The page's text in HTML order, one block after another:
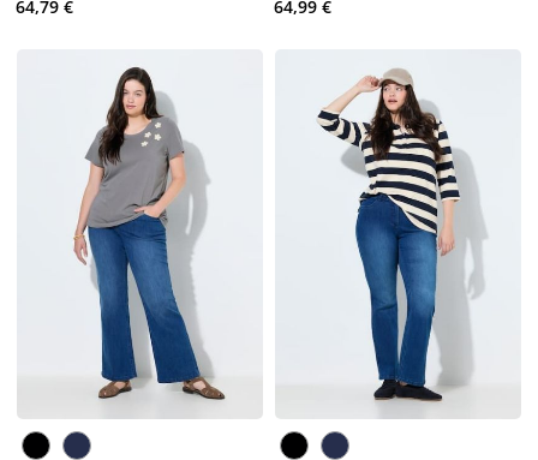
64,79 € 64,99 €